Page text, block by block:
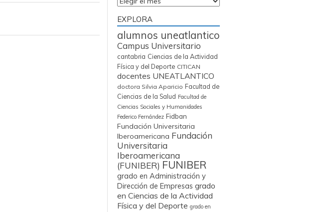
EXPLORA
alumnos uneatlantico
Campus Universitario
cantabria Ciencias de la Actividad
Física y del Deporte CITICAN
docentes UNEATLANTICO
doctora Silvia Aparicio Facultad de
Ciencias de la Salud Facultad de
Ciencias Sociales y Humanidades
Federico Fernández Fidban
Fundación Universitaria
Iberoamericana Fundación
Universitaria
Iberoamericana
(FUNIBER) FUNIBER
grado en Administración y
Dirección de Empresas grado
en Ciencias de la Actividad
Física y del Deporte grado en